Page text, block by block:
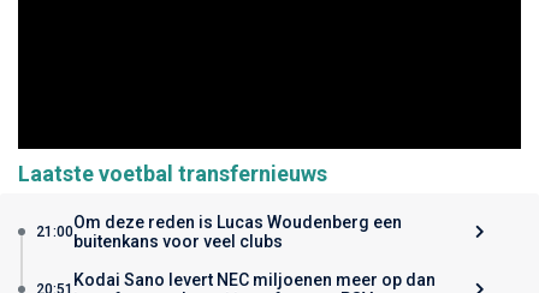
Laatste voetbal transfernieuws
21:00Om deze reden is Lucas Woudenberg een
buitenkans voor veel clubs
20:51 Kodai Sano levert NEC miljoenen meer op dan